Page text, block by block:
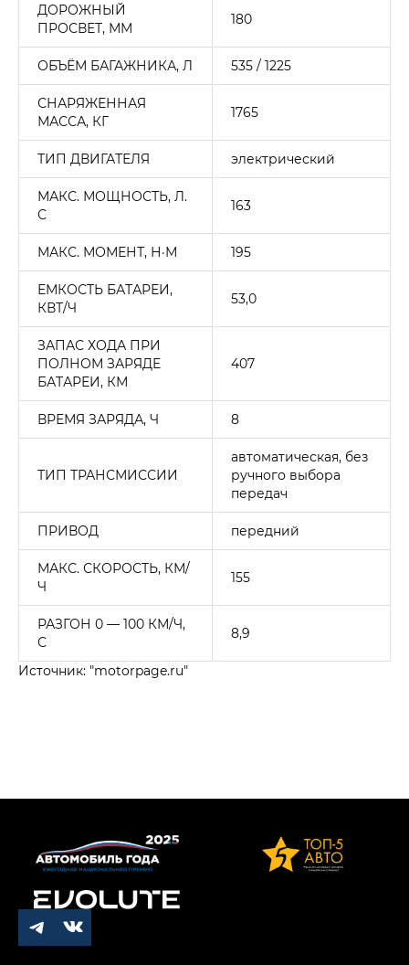
ДОРОЖНЫЙ
ПРОСВЕТ, ММ
180
ОБЪЁМ БАГАЖНИКА, Л 535 / 1225
СНАРЯЖЕННАЯ
МАССА, КГ
1765
ТИП ДВИГАТЕЛЯ электрический
МАКС. МОЩНОСТЬ, Л.
С
163
МАКС. МОМЕНТ, Н·М 195
ЕМКОСТЬ БАТАРЕИ,
КВТ/Ч
53,0
ЗАПАС ХОДА ПРИ
ПОЛНОМ ЗАРЯДЕ
БАТАРЕИ, КМ
407
ВРЕМЯ ЗАРЯДА, Ч 8
ТИП ТРАНСМИССИИ
автоматическая, без
ручного выбора
передач
ПРИВОД передний
МАКС. СКОРОСТЬ, КМ/
Ч
155
РАЗГОН 0 — 100 КМ/Ч,
С
8,9
Источник: "motorpage.ru"